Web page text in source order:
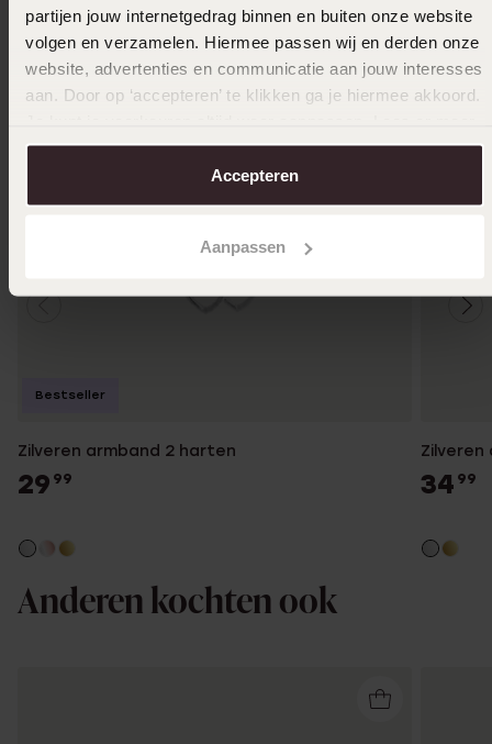
partijen jouw internetgedrag binnen en buiten onze website
volgen en verzamelen. Hiermee passen wij en derden onze
website, advertenties en communicatie aan jouw interesses
aan. Door op ‘accepteren’ te klikken ga je hiermee akkoord.
over in onscookiebeleid.
Accepteren
Aanpassen
Zilveren armband 2 harten
29 99
Bestseller
34 99
Anderen kochten ook